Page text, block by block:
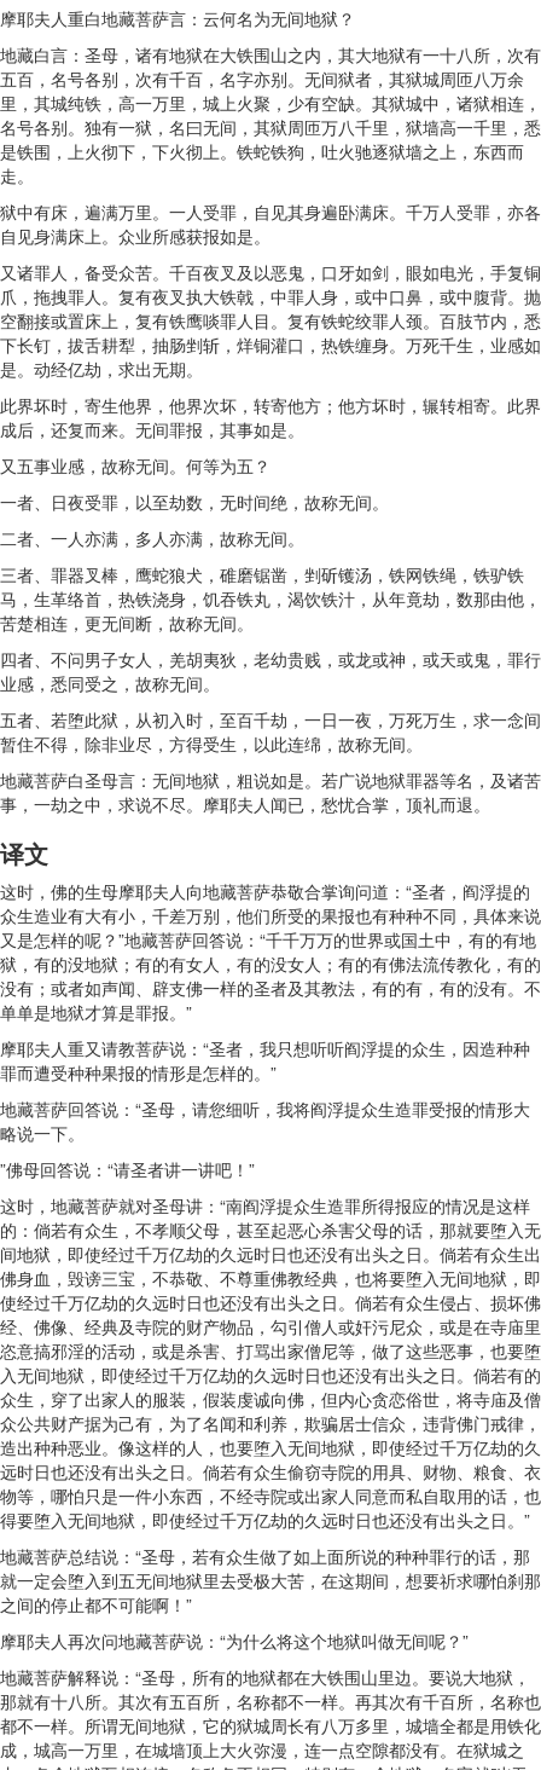
摩耶夫人重白地藏菩萨言：云何名为无间地狱？
地藏白言：圣母，诸有地狱在大铁围山之内，其大地狱有一十八所，次有
五百，名号各别，次有千百，名字亦别。无间狱者，其狱城周匝八万余
里，其城纯铁，高一万里，城上火聚，少有空缺。其狱城中，诸狱相连，
名号各别。独有一狱，名曰无间，其狱周匝万八千里，狱墙高一千里，悉
是铁围，上火彻下，下火彻上。铁蛇铁狗，吐火驰逐狱墙之上，东西而
走。
狱中有床，遍满万里。一人受罪，自见其身遍卧满床。千万人受罪，亦各
自见身满床上。众业所感获报如是。
又诸罪人，备受众苦。千百夜叉及以恶鬼，口牙如剑，眼如电光，手复铜
爪，拖拽罪人。复有夜叉执大铁戟，中罪人身，或中口鼻，或中腹背。抛
空翻接或置床上，复有铁鹰啖罪人目。复有铁蛇绞罪人颈。百肢节内，悉
下长钉，拔舌耕犁，抽肠剉斩，烊铜灌口，热铁缠身。万死千生，业感如
是。动经亿劫，求出无期。
此界坏时，寄生他界，他界次坏，转寄他方；他方坏时，辗转相寄。此界
成后，还复而来。无间罪报，其事如是。
又五事业感，故称无间。何等为五？
一者、日夜受罪，以至劫数，无时间绝，故称无间。
二者、一人亦满，多人亦满，故称无间。
三者、罪器叉棒，鹰蛇狼犬，碓磨锯凿，剉斫镬汤，铁网铁绳，铁驴铁
马，生革络首，热铁浇身，饥吞铁丸，渴饮铁汁，从年竟劫，数那由他，
苦楚相连，更无间断，故称无间。
四者、不问男子女人，羌胡夷狄，老幼贵贱，或龙或神，或天或鬼，罪行
业感，悉同受之，故称无间。
五者、若堕此狱，从初入时，至百千劫，一日一夜，万死万生，求一念间
暂住不得，除非业尽，方得受生，以此连绵，故称无间。
地藏菩萨白圣母言：无间地狱，粗说如是。若广说地狱罪器等名，及诸苦
事，一劫之中，求说不尽。摩耶夫人闻已，愁忧合掌，顶礼而退。
译文
这时，佛的生母摩耶夫人向地藏菩萨恭敬合掌询问道：“圣者，阎浮提的
众生造业有大有小，千差万别，他们所受的果报也有种种不同，具体来说
又是怎样的呢？”地藏菩萨回答说：“千千万万的世界或国土中，有的有地
狱，有的没地狱；有的有女人，有的没女人；有的有佛法流传教化，有的
没有；或者如声闻、辟支佛一样的圣者及其教法，有的有，有的没有。不
单单是地狱才算是罪报。”
摩耶夫人重又请教菩萨说：“圣者，我只想听听阎浮提的众生，因造种种
罪而遭受种种果报的情形是怎样的。”
地藏菩萨回答说：“圣母，请您细听，我将阎浮提众生造罪受报的情形大
略说一下。
”佛母回答说：“请圣者讲一讲吧！”
这时，地藏菩萨就对圣母讲：“南阎浮提众生造罪所得报应的情况是这样
的：倘若有众生，不孝顺父母，甚至起恶心杀害父母的话，那就要堕入无
间地狱，即使经过千万亿劫的久远时日也还没有出头之日。倘若有众生出
佛身血，毁谤三宝，不恭敬、不尊重佛教经典，也将要堕入无间地狱，即
使经过千万亿劫的久远时日也还没有出头之日。倘若有众生侵占、损坏佛
经、佛像、经典及寺院的财产物品，勾引僧人或奸污尼众，或是在寺庙里
恣意搞邪淫的活动，或是杀害、打骂出家僧尼等，做了这些恶事，也要堕
入无间地狱，即使经过千万亿劫的久远时日也还没有出头之日。倘若有的
众生，穿了出家人的服装，假装虔诚向佛，但内心贪恋俗世，将寺庙及僧
众公共财产据为己有，为了名闻和利养，欺骗居士信众，违背佛门戒律，
造出种种恶业。像这样的人，也要堕入无间地狱，即使经过千万亿劫的久
远时日也还没有出头之日。倘若有众生偷窃寺院的用具、财物、粮食、衣
物等，哪怕只是一件小东西，不经寺院或出家人同意而私自取用的话，也
得要堕入无间地狱，即使经过千万亿劫的久远时日也还没有出头之日。”
地藏菩萨总结说：“圣母，若有众生做了如上面所说的种种罪行的话，那
就一定会堕入到五无间地狱里去受极大苦，在这期间，想要祈求哪怕刹那
之间的停止都不可能啊！”
摩耶夫人再次问地藏菩萨说：“为什么将这个地狱叫做无间呢？”
地藏菩萨解释说：“圣母，所有的地狱都在大铁围山里边。要说大地狱，
那就有十八所。其次有五百所，名称都不一样。再其次有千百所，名称也
都不一样。所谓无间地狱，它的狱城周长有八万多里，城墙全都是用铁化
成，城高一万里，在城墙顶上大火弥漫，连一点空隙都没有。在狱城之